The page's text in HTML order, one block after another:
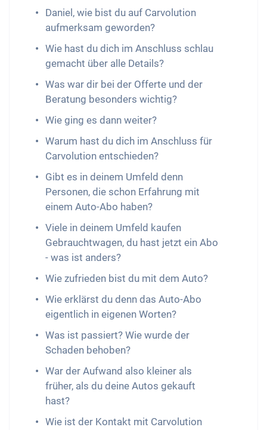
Daniel, wie bist du auf Carvolution
aufmerksam geworden?
Wie hast du dich im Anschluss schlau
gemacht über alle Details?
Was war dir bei der Offerte und der
Beratung besonders wichtig?
Wie ging es dann weiter?
Warum hast du dich im Anschluss für
Carvolution entschieden?
Gibt es in deinem Umfeld denn
Personen, die schon Erfahrung mit
einem Auto-Abo haben?
Viele in deinem Umfeld kaufen
Gebrauchtwagen, du hast jetzt ein Abo
- was ist anders?
Wie zufrieden bist du mit dem Auto?
Wie erklärst du denn das Auto-Abo
eigentlich in eigenen Worten?
Was ist passiert? Wie wurde der
Schaden behoben?
War der Aufwand also kleiner als
früher, als du deine Autos gekauft
hast?
Wie ist der Kontakt mit Carvolution